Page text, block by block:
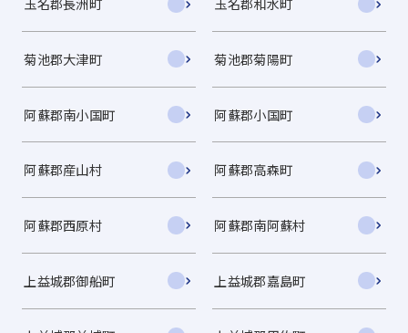
菊池郡大津町 菊池郡菊陽町
阿蘇郡南小国町 阿蘇郡小国町
阿蘇郡産山村 阿蘇郡高森町
阿蘇郡西原村 阿蘇郡南阿蘇村
上益城郡御船町 上益城郡嘉島町